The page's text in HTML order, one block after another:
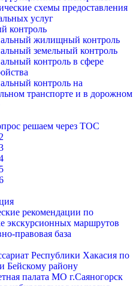
схемы предоставления
услуг
контроль
жилищный контроль
земельный контроль
контроль в сфере
контроль на
транспорте и в дорожном
решаем через ТОС
рекомендации по
экскурсионных маршрутов
правовая база
Республики Хакасия по
Бейскому району
палата МО г.Саяногорск